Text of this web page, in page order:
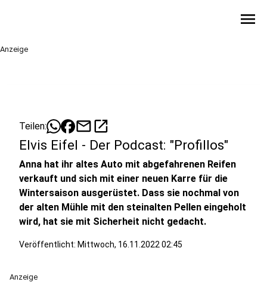
menu
Anzeige
Teilen: mailopen_in_new
Elvis Eifel - Der Podcast: "Profillos"
Anna hat ihr altes Auto mit abgefahrenen Reifen
verkauft und sich mit einer neuen Karre für die
Wintersaison ausgerüstet. Dass sie nochmal von
der alten Mühle mit den steinalten Pellen eingeholt
wird, hat sie mit Sicherheit nicht gedacht.
Veröffentlicht: Mittwoch, 16.11.2022 02:45
Anzeige